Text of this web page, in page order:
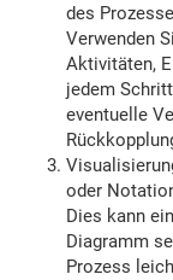
des
Verwenden
Aktivitäten,
jedem
eventuelle
oder
Dies kann
Diagramm
Prozess